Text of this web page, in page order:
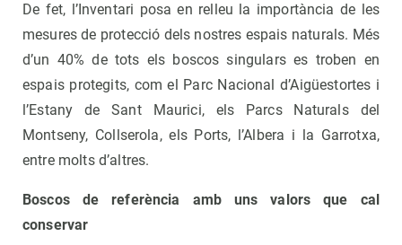
De fet, l’Inventari posa en relleu la importància de les
mesures de protecció dels nostres espais naturals. Més
d’un 40% de tots els boscos singulars es troben en
espais protegits, com el Parc Nacional d’Aigüestortes i
l’Estany de Sant Maurici, els Parcs Naturals del
Montseny, Collserola, els Ports, l’Albera i la Garrotxa,
entre molts d’altres.
Boscos de referència amb uns valors que cal
conservar